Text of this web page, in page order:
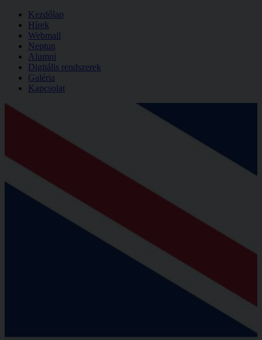
Kezdőlap
Hírek
Webmail
Neptun
Alumni
Digitális rendszerek
Galéria
Kapcsolat